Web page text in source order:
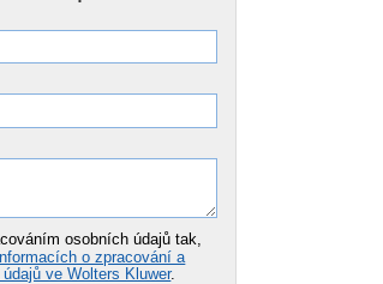
osobních údajů tak,
Informacích o zpracování a
ve Wolters Kluwer.